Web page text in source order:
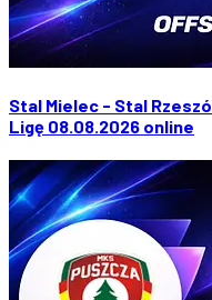
Stal Mielec - Stal
Ligę 08.08.2026 online